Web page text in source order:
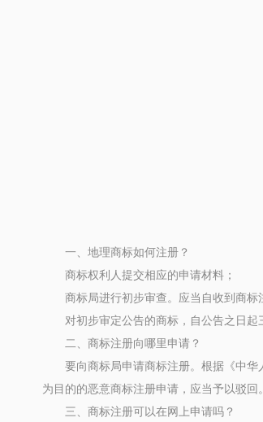
一、地理商标如何注册？
商标权利人提交相应的申请材料；
商标局进行初步审查。应当自收到商标
对初步审定公告的商标，自公告之日起
二、商标注册向哪里申请？
要向商标局申请商标注册。根据《中华
为目的的恶意商标注册申请，应当予以驳回
三、商标注册可以在网上申请吗？